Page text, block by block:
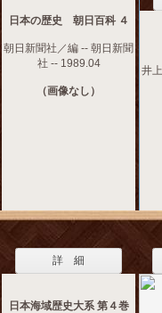
日本の歴史 朝日百科 ４
朝日新聞社／編 -- 朝日新聞
社 -- 1989.04
（画像なし）
井
詳 細
日本海域歴史大系 第４巻